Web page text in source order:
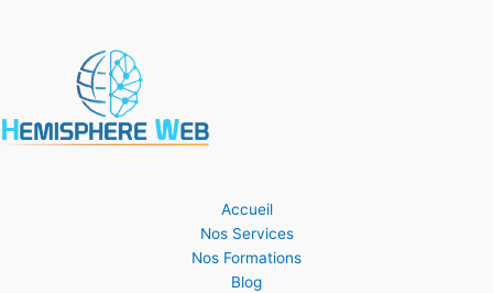
Accueil
Nos Services
Nos Formations
Blog